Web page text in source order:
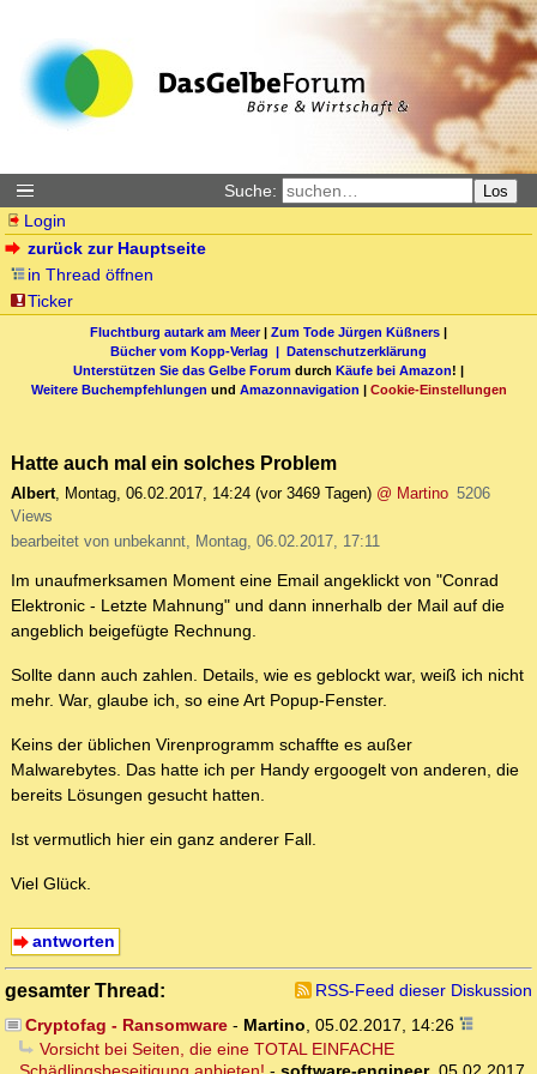
Suche: Los
Login
zurück zur Hauptseite
in Thread öffnen
Ticker
Fluchtburg autark am Meer| Zum Tode Jürgen Küßners |
Bücher vom Kopp-Verlag | Datenschutzerklärung
Unterstützen Sie das Gelbe Forum durch Käufe bei Amazon! |
Weitere Buchempfehlungen und Amazonnavigation | Cookie-Einstellungen
Hatte auch mal ein solches Problem
Albert, Montag, 06.02.2017, 14:24 (vor 3469 Tagen) @ Martino 5206
Views
bearbeitet von unbekannt, Montag, 06.02.2017, 17:11
Im unaufmerksamen Moment eine Email angeklickt von "Conrad
Elektronic - Letzte Mahnung" und dann innerhalb der Mail auf die
angeblich beigefügte Rechnung.
Sollte dann auch zahlen. Details, wie es geblockt war, weiß ich nicht
mehr. War, glaube ich, so eine Art Popup-Fenster.
Keins der üblichen Virenprogramm schaffte es außer
Malwarebytes. Das hatte ich per Handy ergoogelt von anderen, die
bereits Lösungen gesucht hatten.
Ist vermutlich hier ein ganz anderer Fall.
Viel Glück.
antworten
gesamter Thread:
RSS-Feed dieser Diskussion
Cryptofag - Ransomware- Martino, 05.02.2017, 14:26
Vorsicht bei Seiten, die eine TOTAL EINFACHE